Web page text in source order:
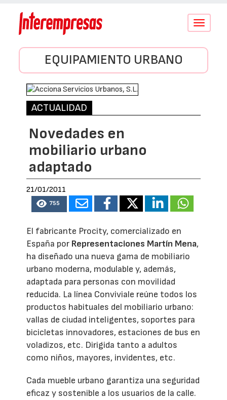
Conmutar
EQUIPAMIENTO URBANO
ACTUALIDAD
Novedades en
mobiliario urbano
adaptado
21/01/2011
755
El fabricante Procity, comercializado en
España por Representaciones Martín Mena,
ha diseñado una nueva gama de mobiliario
urbano moderna, modulable y, además,
adaptada para personas con movilidad
reducida. La línea Conviviale reúne todos los
productos habituales del mobiliario urbano:
vallas de ciudad inteligentes, soportes para
bicicletas innovadores, estaciones de bus en
voladizos, etc. Dirigida tanto a adultos
como niños, mayores, invidentes, etc.
Cada mueble urbano garantiza una seguridad
eficaz y sostenible a los usuarios de la calle.